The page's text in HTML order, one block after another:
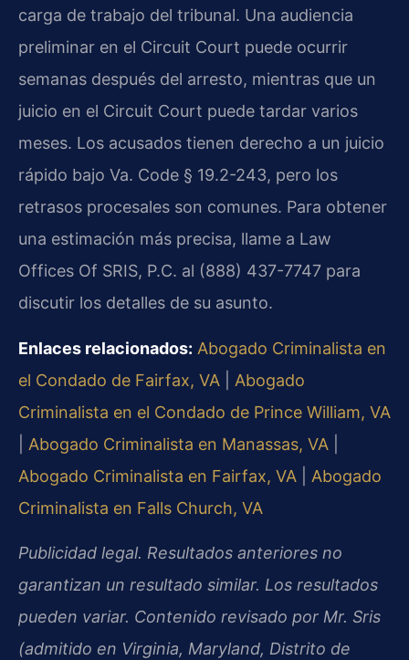
carga de trabajo del tribunal. Una audiencia
preliminar en el Circuit Court puede ocurrir
semanas después del arresto, mientras que un
juicio en el Circuit Court puede tardar varios
meses. Los acusados tienen derecho a un juicio
rápido bajo Va. Code § 19.2-243, pero los
retrasos procesales son comunes. Para obtener
una estimación más precisa, llame a Law
Offices Of SRIS, P.C. al (888) 437-7747 para
discutir los detalles de su asunto.
Enlaces relacionados: Abogado Criminalista en
el Condado de Fairfax, VA
Abogado
Criminalista en el Condado de Prince William, VA
Abogado Criminalista en Manassas, VA
Abogado Criminalista en Fairfax, VA
Abogado
Criminalista en Falls Church, VA
Publicidad legal. Resultados anteriores no
garantizan un resultado similar. Los resultados
pueden variar. Contenido revisado por Mr. Sris
(admitido en Virginia, Maryland, Distrito de